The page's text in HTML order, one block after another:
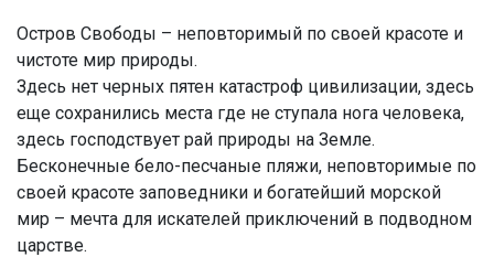
Остров Свободы – неповторимый по своей красоте и
чистоте мир природы.
Здесь нет черных пятен катастроф цивилизации, здесь
еще сохранились места где не ступала нога человека,
здесь господствует рай природы на Земле.
Бесконечные бело-песчаные пляжи, неповторимые по
своей красоте заповедники и богатейший морской
мир – мечта для искателей приключений в подводном
царстве.